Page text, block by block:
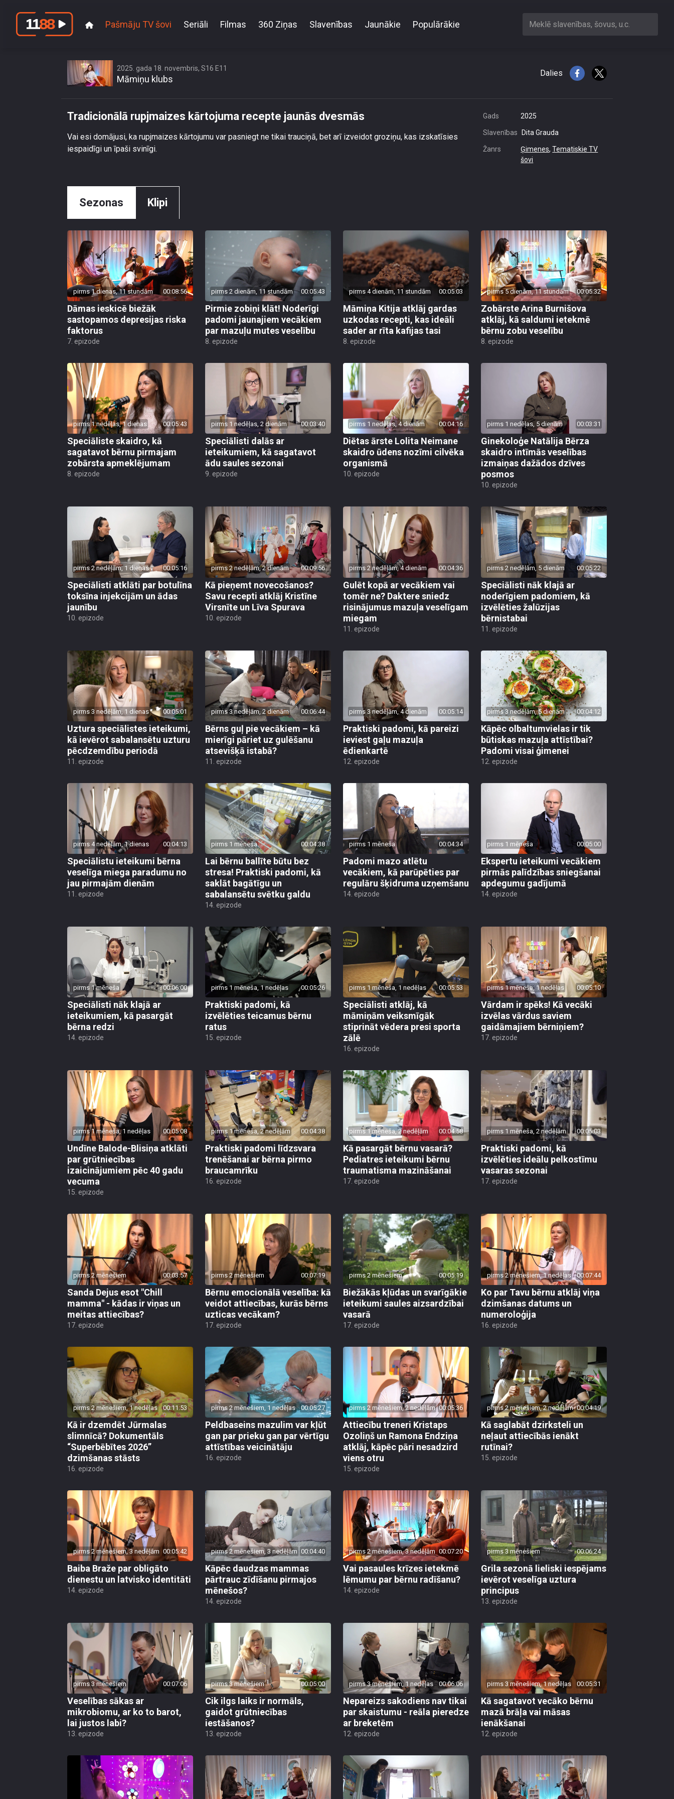
Pašmāju TV šovi Seriāli Filmas 360 Ziņas Slavenības Jaunākie Populārākie Meklē slavenības, šovus, u.c.
2025. gada 18. novembris, S16 E11
Māmiņu klubs
Dalies
Tradicionālā rupjmaizes kārtojuma recepte jaunās dvesmās
Vai esi domājusi, ka rupjmaizes kārtojumu var pasniegt ne tikai trauciņā, bet arī izveidot groziņu, kas izskatīsies
iespaidīgi un īpaši svinīgi.
Gads 2025
Slavenības Dita Grauda
Žanrs Ģimenes,Tematiskie TV
šovi
Sezonas Klipi
pirms 1 dienas, 11 stundām 00:08:56
Dāmas ieskicē biežāk
sastopamos depresijas riska
faktorus
7. epizode
pirms 2 dienām, 11 stundām 00:05:43
Pirmie zobiņi klāt! Noderīgi
padomi jaunajiem vecākiem
par mazuļu mutes veselību
8. epizode
pirms 4 dienām, 11 stundām 00:05:03
Māmiņa Kitija atklāj gardas
uzkodas recepti, kas ideāli
sader ar rīta kafijas tasi
8. epizode
pirms 5 dienām, 11 stundām 00:05:32
Zobārste Arina Burnišova
atklāj, kā saldumi ietekmē
bērnu zobu veselību
8. epizode
pirms 1 nedēļas, 1 dienas 00:05:43
Speciāliste skaidro, kā
sagatavot bērnu pirmajam
zobārsta apmeklējumam
8. epizode
pirms 1 nedēļas, 2 dienām 00:03:40
Speciālisti dalās ar
ieteikumiem, kā sagatavot
ādu saules sezonai
9. epizode
pirms 1 nedēļas, 4 dienām 00:04:16
Diētas ārste Lolita Neimane
skaidro ūdens nozīmi cilvēka
organismā
10. epizode
pirms 1 nedēļas, 5 dienām 00:03:31
Ginekoloģe Natālija Bērza
skaidro intīmās veselības
izmaiņas dažādos dzīves
posmos
10. epizode
pirms 2 nedēļām, 1 dienas 00:05:16
Speciālisti atklāti par botulīna
toksīna injekcijām un ādas
jaunību
10. epizode
pirms 2 nedēļām, 2 dienām 00:09:56
Kā pieņemt novecošanos?
Savu recepti atklāj Kristīne
Virsnīte un Līva Spurava
10. epizode
pirms 2 nedēļām, 4 dienām 00:04:36
Gulēt kopā ar vecākiem vai
tomēr ne? Daktere sniedz
risinājumus mazuļa veselīgam
miegam
11. epizode
pirms 2 nedēļām, 5 dienām 00:05:22
Speciālisti nāk klajā ar
noderīgiem padomiem, kā
izvēlēties žalūzijas
bērnistabai
11. epizode
pirms 3 nedēļām, 1 dienas 00:05:01
Uztura speciālistes ieteikumi,
kā ievērot sabalansētu uzturu
pēcdzemdību periodā
11. epizode
pirms 3 nedēļām, 2 dienām 00:06:44
Bērns guļ pie vecākiem – kā
mierīgi pāriet uz gulēšanu
atsevišķā istabā?
11. epizode
pirms 3 nedēļām, 4 dienām 00:05:14
Praktiski padomi, kā pareizi
ieviest gaļu mazuļa
ēdienkartē
12. epizode
pirms 3 nedēļām, 5 dienām 00:04:12
Kāpēc olbaltumvielas ir tik
būtiskas mazuļa attīstībai?
Padomi visai ģimenei
12. epizode
pirms 4 nedēļām, 1 dienas 00:04:13
Speciālistu ieteikumi bērna
veselīga miega paradumu no
jau pirmajām dienām
11. epizode
pirms 1 mēneša 00:04:38
Lai bērnu ballīte būtu bez
stresa! Praktiski padomi, kā
saklāt bagātīgu un
sabalansētu svētku galdu
14. epizode
pirms 1 mēneša 00:04:34
Padomi mazo atlētu
vecākiem, kā parūpēties par
regulāru šķidruma uzņemšanu
14. epizode
pirms 1 mēneša 00:05:00
Ekspertu ieteikumi vecākiem
pirmās palīdzības sniegšanai
apdegumu gadījumā
14. epizode
pirms 1 mēneša 00:06:00
Speciālisti nāk klajā ar
ieteikumiem, kā pasargāt
bērna redzi
14. epizode
pirms 1 mēneša, 1 nedēļas 00:05:26
Praktiski padomi, kā
izvēlēties teicamus bērnu
ratus
15. epizode
pirms 1 mēneša, 1 nedēļas 00:05:53
Speciālisti atklāj, kā
māmiņām veiksmīgāk
stiprināt vēdera presi sporta
zālē
16. epizode
pirms 1 mēneša, 1 nedēļas 00:05:10
Vārdam ir spēks! Kā vecāki
izvēlas vārdus saviem
gaidāmajiem bērniņiem?
17. epizode
pirms 1 mēneša, 1 nedēļas 00:05:08
Undīne Balode-Blisiņa atklāti
par grūtniecības
izaicinājumiem pēc 40 gadu
vecuma
15. epizode
pirms 1 mēneša, 2 nedēļām 00:04:38
Praktiski padomi līdzsvara
trenēšanai ar bērna pirmo
braucamrīku
16. epizode
pirms 1 mēneša, 2 nedēļām 00:04:58
Kā pasargāt bērnu vasarā?
Pediatres ieteikumi bērnu
traumatisma mazināšanai
17. epizode
pirms 1 mēneša, 2 nedēļām 00:05:03
Praktiski padomi, kā
izvēlēties ideālu pelkostīmu
vasaras sezonai
17. epizode
pirms 2 mēnešiem 00:03:57
Sanda Dejus esot "Chill
mamma" - kādas ir viņas un
meitas attiecības?
17. epizode
pirms 2 mēnešiem 00:07:19
Bērnu emocionālā veselība: kā
veidot attiecības, kurās bērns
uzticas vecākam?
17. epizode
pirms 2 mēnešiem 00:05:19
Biežākās kļūdas un svarīgākie
ieteikumi saules aizsardzībai
vasarā
17. epizode
pirms 2 mēnešiem, 1 nedēļas 00:07:44
Ko par Tavu bērnu atklāj viņa
dzimšanas datums un
numeroloģija
16. epizode
pirms 2 mēnešiem, 1 nedēļas 00:11:53
Kā ir dzemdēt Jūrmalas
slimnīcā? Dokumentāls
“Superbēbītes 2026”
dzimšanas stāsts
16. epizode
pirms 2 mēnešiem, 1 nedēļas 00:05:27
Peldbaseins mazulim var kļūt
gan par prieku gan par vērtīgu
attīstības veicinātāju
16. epizode
pirms 2 mēnešiem, 2 nedēļām 00:05:36
Attiecību treneri Kristaps
Ozoliņš un Ramona Endziņa
atklāj, kāpēc pāri nesadzird
viens otru
15. epizode
pirms 2 mēnešiem, 2 nedēļām 00:04:19
Kā saglabāt dzirksteli un
neļaut attiecībās ienākt
rutīnai?
15. epizode
pirms 2 mēnešiem, 3 nedēļām 00:05:42
Baiba Braže par obligāto
dienestu un latvisko identitāti
14. epizode
pirms 2 mēnešiem, 3 nedēļām 00:04:40
Kāpēc daudzas mammas
pārtrauc zīdīšanu pirmajos
mēnešos?
14. epizode
pirms 2 mēnešiem, 3 nedēļām 00:07:20
Vai pasaules krīzes ietekmē
lēmumu par bērnu radīšanu?
14. epizode
pirms 3 mēnešiem 00:06:24
Grila sezonā lieliski iespējams
ievērot veselīga uztura
principus
13. epizode
pirms 3 mēnešiem 00:07:06
Veselības sākas ar
mikrobiomu, ar ko to barot,
lai justos labi?
13. epizode
pirms 3 mēnešiem 00:05:00
Cik ilgs laiks ir normāls,
gaidot grūtniecības
iestāšanos?
13. epizode
pirms 3 mēnešiem, 1 nedēļas 00:06:06
Nepareizs sakodiens nav tikai
par skaistumu - reāla pieredze
ar breketēm
12. epizode
pirms 3 mēnešiem, 1 nedēļas 00:05:31
Kā sagatavot vecāko bērnu
mazā brāļa vai māsas
ienākšanai
12. epizode